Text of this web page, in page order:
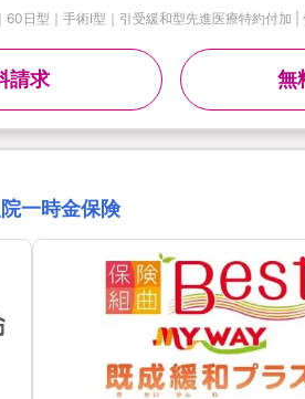
60日型｜手術Ⅰ型｜引受緩和型先進医療特約付
無
請求
一時金保険